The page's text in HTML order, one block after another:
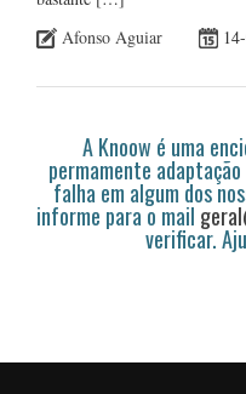
Afonso Aguiar
A Knoow é uma
permamente
falha em algum dos
informe para o mail
verificar.